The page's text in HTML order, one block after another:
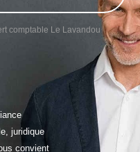
comptable Le Lavandou
juridique
convient